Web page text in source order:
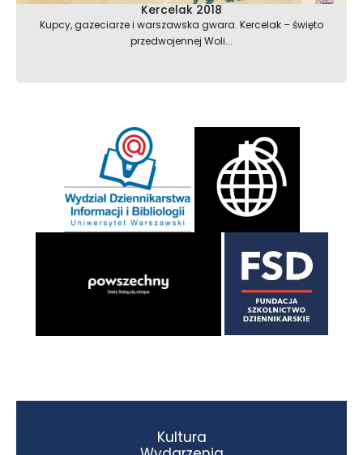
Kercelak 2018
Kupcy, gazeciarze i warszawska gwara. Kercelak – święto
przedwojennej Woli...
Kultura